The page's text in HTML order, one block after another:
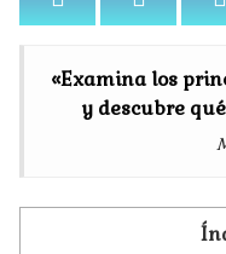
«Examina los
y descubre